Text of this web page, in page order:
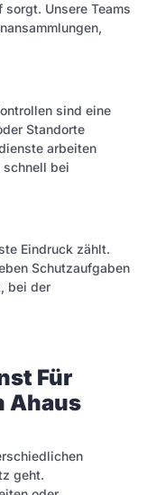
Unsere Teams
sind eine
Standorte
arbeiten
schnell bei
Eindruck zählt.
Schutzaufgaben
bei der
Für
Ahaus
geht.